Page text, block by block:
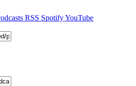
RSS SpotifyYouTube